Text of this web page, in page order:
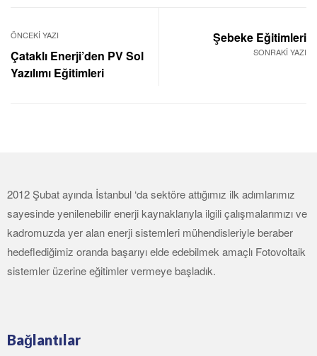
ÖNCEKİ YAZI
Çataklı Enerji’den PV Sol
Yazılımı Eğitimleri
SONRAKİ YAZI
Şebeke Eğitimleri
2012 Şubat ayında İstanbul ‘da sektöre attığımız ilk adımlarımız
sayesinde yenilenebilir enerji kaynaklarıyla ilgili çalışmalarımızı ve
kadromuzda yer alan enerji sistemleri mühendisleriyle beraber
hedeflediğimiz oranda başarıyı elde edebilmek amaçlı Fotovoltaik
sistemler üzerine eğitimler vermeye başladık.
Bağlantılar